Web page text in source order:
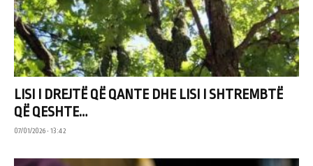
LISI I DREJTË QË QANTE DHE LISI I SHTREMBTË
QË QESHTE…
07/01/2026 • 13:42